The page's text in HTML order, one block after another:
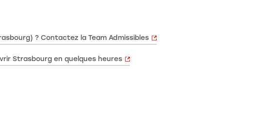
? Contactez la Team Admissibles
Strasbourg en quelques heures